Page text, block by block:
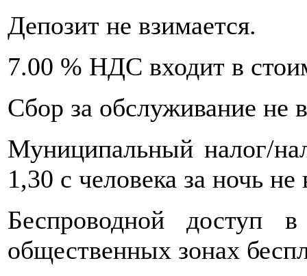
Депозит не взимается.
7.00 % НДС входит в
Сбор за обслуживание не
Муниципальный налог/
1,30 с человека за ночь
Беспроводной доступ
общественных зонах